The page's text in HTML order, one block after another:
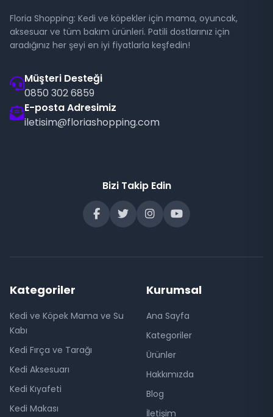
Floria Shopping: Kedi ve köpekler için mama, oyuncak,
aksesuar ve tüm bakım ürünleri. Patili dostlarınız için
aradığınız her şeyi en iyi fiyatlarla keşfedin!
Müşteri Desteği
0850 302 6859
E-posta Adresimiz
iletisim@floriashopping.com
Bizi Takip Edin
Kategoriler
Kedi ve Köpek Mama ve Su
Kabı
Kedi Fırça ve Tarağı
Kedi Aksesuarı
Kedi Kıyafeti
Kedi Makası
Kurumsal
Ana Sayfa
Kategoriler
Ürünler
Hakkımızda
Blog
İletişim